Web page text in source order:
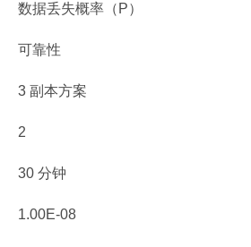
数据丢失概率（P）
可靠性
3 副本方案
2
30 分钟
1.00E-08